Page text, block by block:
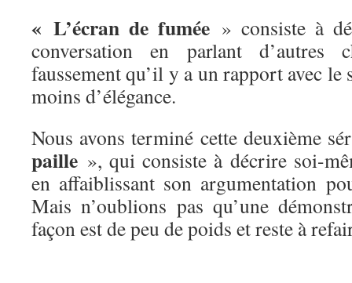
« L’écran de fumée » consiste à
conversation en parlant d’autres
faussement qu’il y a un rapport avec le
moins d’élégance.
Nous avons terminé cette deuxième
paille », qui consiste à décrire soi-
en affaiblissant son argumentation
Mais n’oublions pas qu’une
façon est de peu de poids et reste à